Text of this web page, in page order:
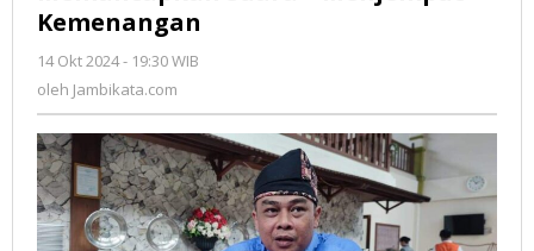
Kemenangan
14 Okt 2024 - 19:30 WIB
oleh Jambikata.com